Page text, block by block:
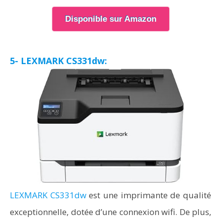
Disponible sur Amazon
5- LEXMARK CS331dw:
LEXMARK CS331dwest une imprimante de qualité
exceptionnelle, dotée d’une connexion wifi. De plus,